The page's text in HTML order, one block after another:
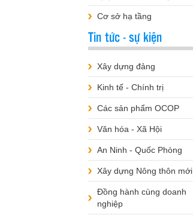
Cơ sở hạ tầng
Tin tức - sự kiện
Xây dựng đảng
Kinh tế - Chính trị
Các sản phẩm OCOP
Văn hóa - Xã Hội
An Ninh - Quốc Phòng
Xây dựng Nông thôn mới
Đồng hành cùng doanh
nghiệp